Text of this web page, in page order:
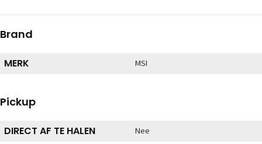
Brand
MERK MSI
Pickup
DIRECT AF TE HALEN Nee